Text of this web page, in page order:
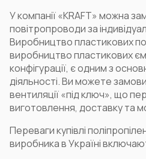
У компанії «KRAFT» можна
повітропроводи за
Виробництво пластикових
виробництво пластикових
конфігурації, є одним з
діяльності. Ви можете
вентиляції «під ключ», що
виготовлення, доставку та
Переваги купівлі
виробника в Україні